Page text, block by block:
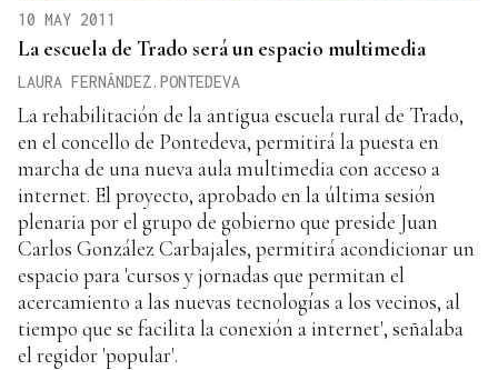
10 MAY 2011
La escuela de Trado será un espacio multimedia
LAURA FERNÁNDEZ.PONTEDEVA
La rehabilitación de la antigua escuela rural de Trado,
en el concello de Pontedeva, permitirá la puesta en
marcha de una nueva aula multimedia con acceso a
internet. El proyecto, aprobado en la última sesión
plenaria por el grupo de gobierno que preside Juan
Carlos González Carbajales, permitirá acondicionar un
espacio para 'cursos y jornadas que permitan el
acercamiento a las nuevas tecnologías a los vecinos, al
tiempo que se facilita la conexión a internet', señalaba
el regidor 'popular'.